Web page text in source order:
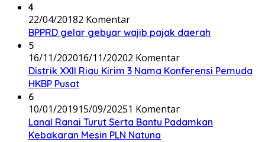
4
22/04/20182 Komentar
BPPRD gelar gebyar wajib pajak daerah
5
16/11/202016/11/20202 Komentar
Distrik XXII Riau Kirim 3 Nama Konferensi Pemuda
HKBP Pusat
6
10/01/201915/09/20251 Komentar
Lanal Ranai Turut Serta Bantu Padamkan
Kebakaran Mesin PLN Natuna